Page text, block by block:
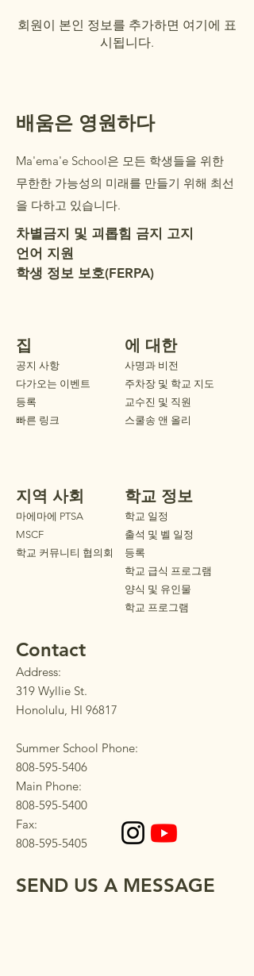
회원이 본인 정보를 추가하면 여기에 표
시됩니다.
배움은 영원하다
Ma'ema'e School은 모든 학생들을 위한
무한한 가능성의 미래를 만들기 위해 최선
을 다하고 있습니다.
차별금지 및 괴롭힘 금지 고지
언어 지원
학생 정보 보호(FERPA)
집
공지 사항
다가오는 이벤트
등록
빠른 링크
에 대한
사명과 비전
주차장 및 학교 지도
교수진 및 직원
스쿨송 앤 올리
지역 사회
마에마에 PTSA
MSCF
학교 커뮤니티 협의회
학교 정보
학교 일정
출석 및 벨 일정
등록
학교 급식 프로그램
양식 및 유인물
학교 프로그램
Contact
Address:
319 Wyllie St.
Honolulu, HI 96817
Summer School Phone:
808-595-5406
Main Phone:
808-595-5400
Fax:
808-595-5405
SEND US A MESSAGE